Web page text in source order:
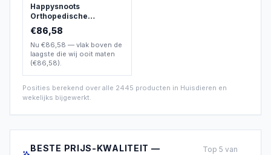
Happysnoots
Orthopedische
Hondenmand XXL -
10cm Koudschuim
€86,58
Nu €86,58 — vlak boven de
laagste die wij ooit maten
(€86,58).
Posities berekend over alle 2445 producten in Huisdieren en
wekelijks bijgewerkt.
BESTE PRIJS-KWALITEIT —
Top5 van